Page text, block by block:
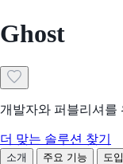
Ghost
개발자와 퍼블리셔를
더 맞는 솔루션 찾기
소개 주요 기능 도